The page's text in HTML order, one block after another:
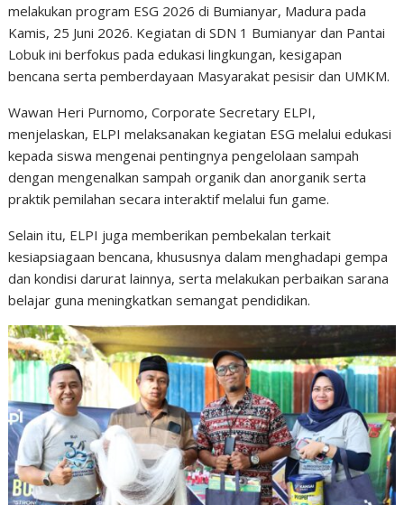
melakukan program ESG 2026 di Bumianyar, Madura pada
Kamis, 25 Juni 2026. Kegiatan di SDN 1 Bumianyar dan Pantai
Lobuk ini berfokus pada edukasi lingkungan, kesigapan
bencana serta pemberdayaan Masyarakat pesisir dan UMKM.
Wawan Heri Purnomo, Corporate Secretary ELPI,
menjelaskan, ELPI melaksanakan kegiatan ESG melalui edukasi
kepada siswa mengenai pentingnya pengelolaan sampah
dengan mengenalkan sampah organik dan anorganik serta
praktik pemilahan secara interaktif melalui fun game.
Selain itu, ELPI juga memberikan pembekalan terkait
kesiapsiagaan bencana, khususnya dalam menghadapi gempa
dan kondisi darurat lainnya, serta melakukan perbaikan sarana
belajar guna meningkatkan semangat pendidikan.